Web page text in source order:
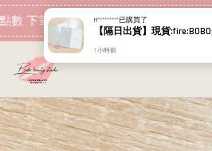
下筆消費即可折抵 現在去購物！
H*********已購買了
1 小時前